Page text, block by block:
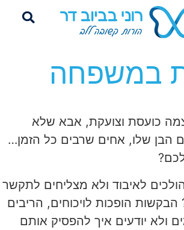
במשפחה
כועסת וצועקת, אבא שלא
שלו, אחים שרבים כל הזמן…
לאיבוד ולא מצליחים לתקשר
הופכות לויכוחים, הריבים
ולא יודעים איך להפסיק אותם